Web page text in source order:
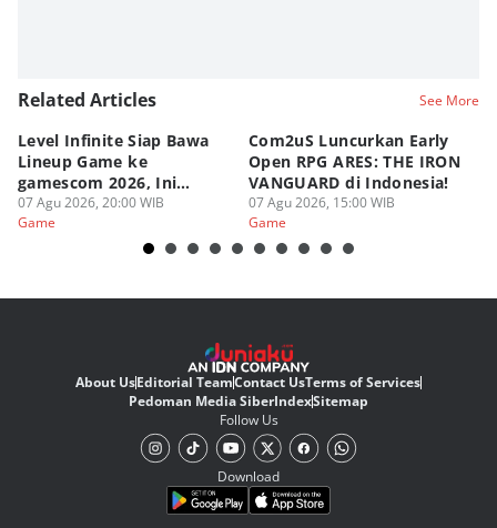
Related Articles See More
Level Infinite Siap Bawa
Lineup Game ke
gamescom 2026, Ini
Judulnya!
07 Agu 2026, 20:00 WIB
Game
Com2uS Luncurkan Early
Open RPG ARES: THE IRON
VANGUARD di Indonesia!
07 Agu 2026, 15:00 WIB
Game
About UsEditorial TeamContact UsTerms of Services
Pedoman Media SiberIndexSitemap
Follow Us
Download